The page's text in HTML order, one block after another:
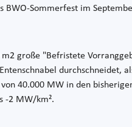
BWO-Sommerfest im
große "Befristete
durchschneidet,
40.000 MW in den
-2 MW/km².